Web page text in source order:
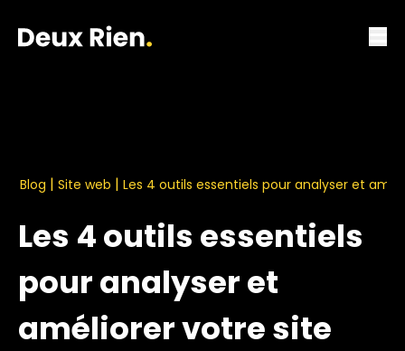
Blog | Site web | Les 4 outils essentiels pour analyser et
Les 4 outils essentiels
pour analyser et
améliorer votre site